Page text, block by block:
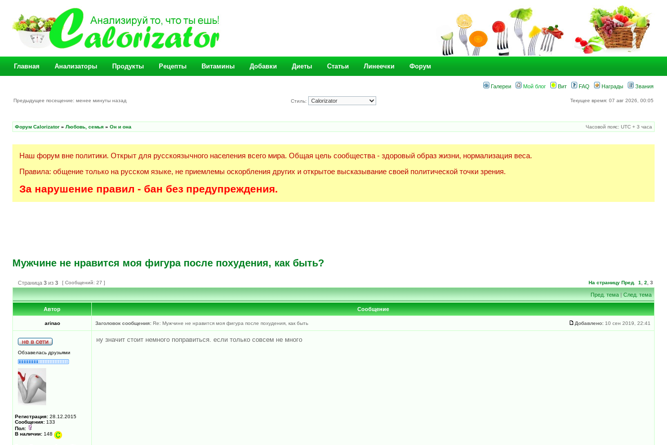
Главная Анализаторы Продукты Рецепты Витамины Добавки Диеты Статьи Линеечки Форум
Галереи Мой блог Вит FAQ Награды Звания
Предыдущее посещение: менее минуты назад Стиль: Текущее время: 07 авг 2026, 00:05
Форум Calorizator » Любовь, семья » Он и она Часовой пояс: UTC + 3 часа
Наш форум вне политики. Открыт для русскоязычного населения всего мира. Общая цель сообщества - здоровый образ жизни, нормализация веса.
Правила: общение только на русском языке, не приемлемы оскорбления других и открытое высказывание своей политической точки зрения.
За нарушение правил - бан без предупреждения.
Мужчине не нравится моя фигура после похудения, как быть?
Страница 3 из 3 [ Сообщений: 27 ] На страницу Пред. 1 2 3
Пред. тема|След. тема
Автор Сообщение
arinao Заголовок сообщения: Re: Мужчине не нравится моя фигура после похудения, как быть Добавлено: 10 сен 2019, 22:41
Обзавелась друзьями
Регистрация: 28.12.2015
Сообщения: 133
Пол:
В наличии: 148
ну значит стоит немного поправиться. если только совсем не много